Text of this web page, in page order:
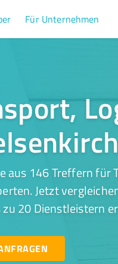
Für Unternehmen
aus 146 Treffern für
Jetzt
20 Dienstleistern